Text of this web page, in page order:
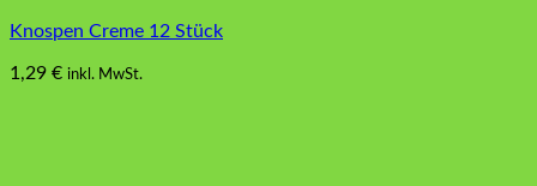
Knospen Creme 12 Stück
1,29 € inkl. MwSt.